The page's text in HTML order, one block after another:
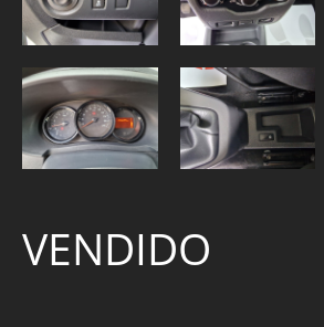
VENDIDO